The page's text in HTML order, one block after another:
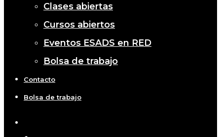
Clases abiertas
Cursos abiertos
Eventos ESADS en RED
Bolsa de trabajo
Contacto
Bolsa de trabajo